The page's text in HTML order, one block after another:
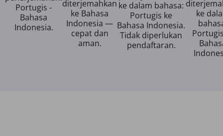
Portugis -
Bahasa
Indonesia.
diterjemahkan
ke Bahasa
Indonesia —
cepat dan
aman.
ke dalam bahasa:
Portugis ke
Bahasa Indonesia.
Tidak diperlukan
pendaftaran.
ke